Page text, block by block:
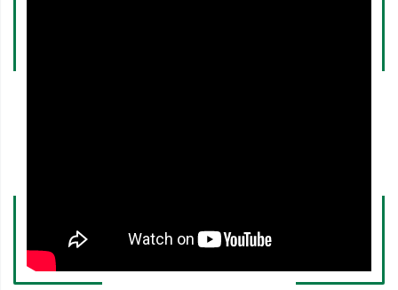
enfant, de fièvre, d'ecchymoses et d'apparition
de vomissements.
En revanche, dès les premiers signes